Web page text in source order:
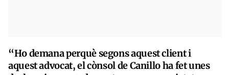
“Ho demana perquè segons aquest client i
aquest advocat, el cònsol de Canillo ha fet unes